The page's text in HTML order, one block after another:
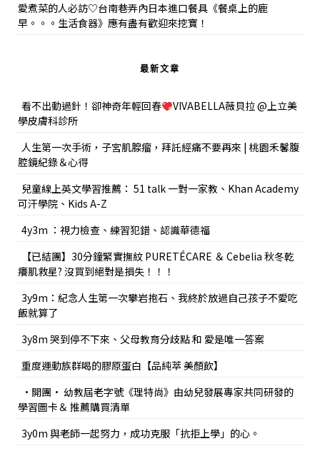
愛煮菜的人必訪♡台南巷弄內日本進口餐具《餐桌上的鹿
早。。。生活食器》應有盡有歡迎來挖寶！
最新文章
看不出動過針！卻神奇年輕回春
VIVABELLA薇貝拉 @上立美
學皮膚科診所
人生第一次手術，子宮肌腺瘤，拜託經痛不要再來 | 桃園禾馨腹
腔鏡紀錄＆心得
兒童線上英文學習推薦： 51 talk 一對一家教、Khan Academy
可汗學院、Kids A-Z
4y3m ：視力檢查、練習犯錯、認識華德福
【已結團】30分鐘緊實撫紋 PURETÉCARE ＆ Cebelia 秋冬乾
癢肌救星? 沒買到絕對是損失！！！
3y9m：紀念人生第一次攀岩抱石、我終於放過自己孩子不愛吃
飯就算了
3y8m 哭到停不下來、父母教育分歧點 和 愛是唯一答案
重度運動族群喝的膠原蛋白【品純萃 美顏飲】
•開團• 幼教屆老字號《理特尚》由幼兒發展專家共同研發的
學習圖卡＆ 推薦購買清單
3y0m 與老師一起努力，成功克服「抗拒上學」的心。